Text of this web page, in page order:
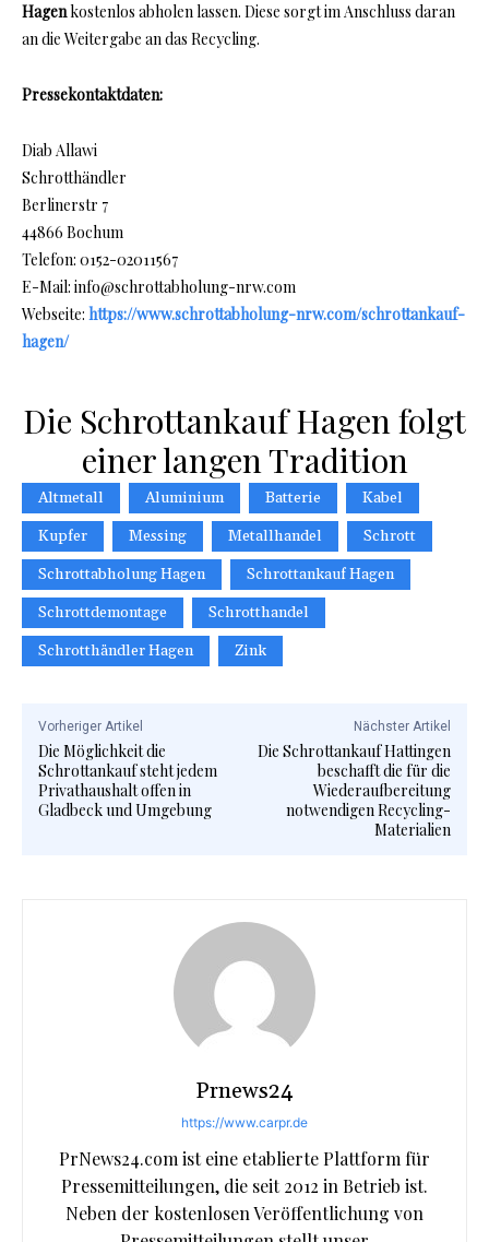
Hagenkostenlos abholen lassen. Diese sorgt im Anschluss daran
an die Weitergabe an das Recycling.
Pressekontaktdaten:
Diab Allawi
Schrotthändler
Berlinerstr 7
44866 Bochum
Telefon: 0152-02011567
E-Mail: info@schrottabholung-nrw.com
Webseite: https://www.schrottabholung-nrw.com/schrottankauf-
hagen/
Die Schrottankauf Hagen folgt
einer langen Tradition
Altmetall Aluminium Batterie
Kabel
Kupfer
Messing Metallhandel
Schrott
Schrottabholung Hagen
Schrottankauf Hagen
Schrottdemontage
Schrotthandel
Schrotthändler Hagen
Zink
Vorheriger Artikel
Die Möglichkeit die
Schrottankauf steht jedem
Privathaushalt offen in
Gladbeck und Umgebung
Nächster Artikel
Die Schrottankauf Hattingen
beschafft die für die
Wiederaufbereitung
notwendigen Recycling-
Materialien
Prnews24
https://www.carpr.de
PrNews24.com ist eine etablierte Plattform für
Pressemitteilungen, die seit 2012 in Betrieb ist.
Neben der kostenlosen Veröffentlichung von